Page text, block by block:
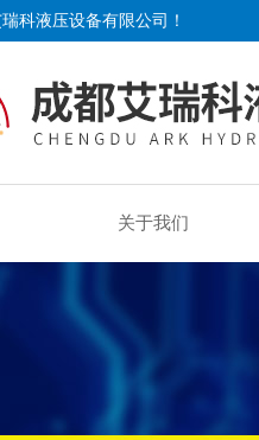
科液压设备有限公司！
关于我们